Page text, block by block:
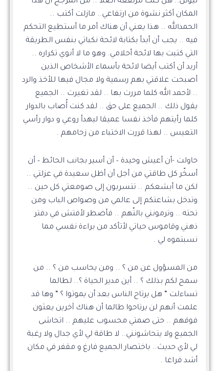
المكان أكثر نشوة من ارتفاعي.. مازلت أكتب ..
الحمدالله .. هذا يعني أن هناك أمر ما أستطيع التحكم
فيه .. يجب أن أبدأ بكتابة لائحة نكباتي بنفس الطريقة
التي كتبت بها لائحة أحلامي. وهو ما لا أنوي تكراره ..
أريد أن أكتب أيضا لائحة بأسماء الأشخاص الذين
أصبحت علاقتي بهم رسمية ولا مجال فيها للأخذ والرد
.. لأحمد الله كلما مررت بها .. لقد تغيرت .. الجميع
يقول ذلك .. الجميع على حق .. لقد كنت أُصاب بالدوار
كلما رأيتهم فآخذ نفسا عميقا ليهدأ روعي و دوار رأسي
التعيس .. لهذا قررت الاختباء من زحامهم .
حاولت -أن أعيش وحيدة – أن أسير بجانب الحائط – أن
أسخّر كل طاقتي من أجل أن أظل سعيدة في عزلتي ..
لكن ما أبشعكم .. تتسربون إلى صومعتي كل حين ..
وتدخل بشاعتكم إلى عالمي من وصواص الباب ومن
تحته .. وترمونني بالتّهم .. فأضطر لأفتش في دفتر
ذهني وقاموس حياتي لأتأكد من براءة نفسي مما
نسبتموه لي .
من المسؤول عن من ؟ .. ومن يحاسب من ؟ .. من
سمح لكم بذلك ؟ .. أين مدير الحياة ؟.. لطالما
تساءلت ” هل يرتاح الناس بعد أن يموتوا ؟ ” وها قد
علمت أنهم لن يرتاحوا طالما أن هناك آخرين يعثون
فوقهم .. حتى صمتي محسوب عليهم .. اتحاشى
الجميع ولا يتحاشونني.. لا طاقة لي لأي جدال ولا رغبة
لي لأي حديث.. باختصار الجميع فارغ و مقفر في مكان
أشد فراغا .